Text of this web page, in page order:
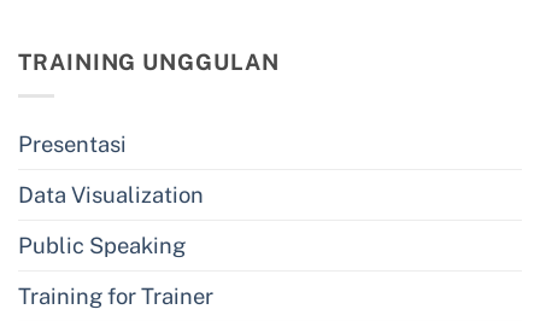
TRAINING UNGGULAN
Presentasi
Data Visualization
Public Speaking
Training for Trainer